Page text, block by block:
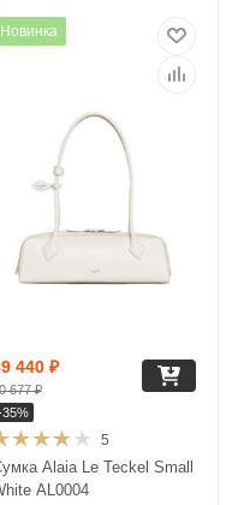
Новинка
5
Alaia Le Teckel Small
AL0004
440₽
677₽
35%